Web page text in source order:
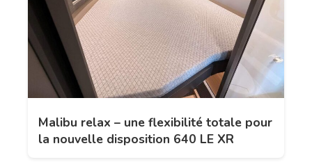
Malibu relax – une flexibilité totale pour
la nouvelle disposition 640 LE XR